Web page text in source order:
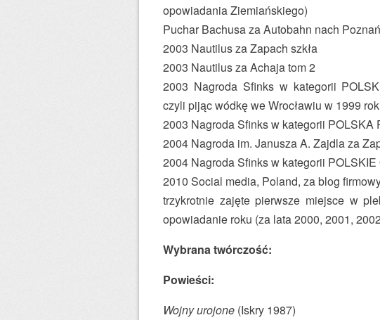
opowiadania Ziemiańskiego)
Puchar Bachusa za Autobahn nach Poznań
2003 Nautilus za Zapach szkła
2003 Nautilus za Achaja tom 2
2003 Nagroda Sfinks w kategorii
czyli pijąc wódkę we Wrocławiu w 1999
2003 Nagroda Sfinks w kategorii POLSKA
2004 Nagroda im. Janusza A. Zajdla za
2004 Nagroda Sfinks w kategorii
2010 Social media, Poland, za blog
trzykrotnie zajęte pierwsze miejsce w
opowiadanie roku (za lata 2000, 2001,
Wybrana twórczość:
Powieści:
Wojny urojone (Iskry 1987)